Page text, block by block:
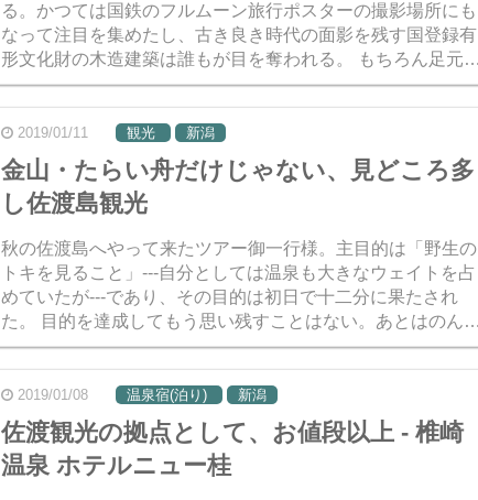
る。かつては国鉄のフルムーン旅行ポスターの撮影場所にも
なって注目を集めたし、古き良き時代の面影を残す国登録有
形文化財の木造建築は誰もが目を奪われる。 もちろん足元湧
出の温泉も大変にすばらしいから、温泉好きならぜひとも
泊...
2019/01/11 観光 新潟
金山・たらい舟だけじゃない、見どころ多
し佐渡島観光
秋の佐渡島へやって来たツアー御一行様。主目的は「野生の
トキを見ること」---自分としては温泉も大きなウェイトを占
めていたが---であり、その目的は初日で十二分に果たされ
た。 目的を達成してもう思い残すことはない。あとはのんび
り島内観光を楽しもうということになり、2日目はベ...
2019/01/08 温泉宿(泊り) 新潟
佐渡観光の拠点として、お値段以上 - 椎崎
温泉 ホテルニュー桂